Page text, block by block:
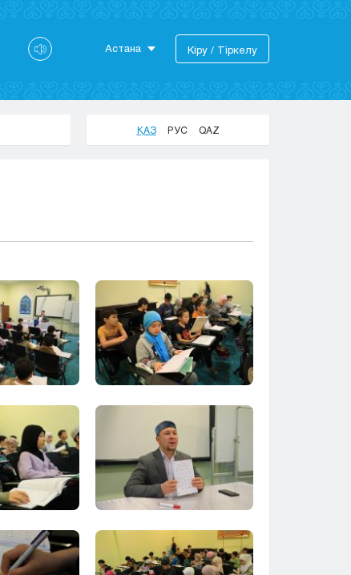
Астана
Актобе
Костанай
Павлодар
Петропавловск
Семей
Талдыкорган
Тараз
Туркестан
Усть-Каменогорск
Кіру / Тіркелу
ҚАЗ РУС QAZ